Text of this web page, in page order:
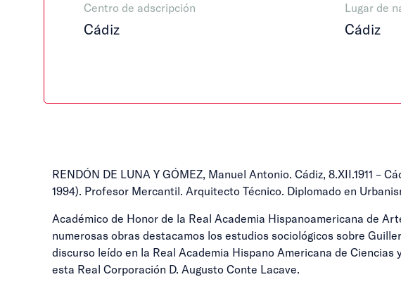
Centro de adscripción
Cádiz
Lugar de
Cádiz
RENDÓN DE LUNA Y GÓMEZ, Manuel Antonio. Cádiz, 8.XII.1911 –
1994). Profesor Mercantil. Arquitecto Técnico. Diplomado en
Académico de Honor de la Real Academia Hispanoamericana de
numerosas obras destacamos los estudios sociológicos sobre
discurso leído en la Real Academia Hispano Americana de
esta Real Corporación D. Augusto Conte Lacave.